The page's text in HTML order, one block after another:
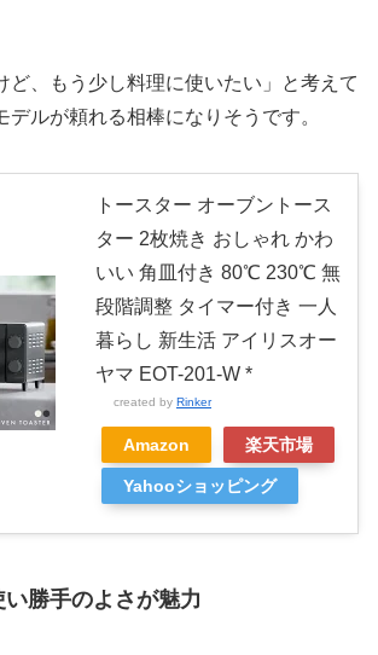
ど、もう少し料理に使いたい」と考えて
デルが頼れる相棒になりそうです。
トースター オーブントース
ター 2枚焼き おしゃれ かわ
いい 角皿付き 80℃ 230℃ 無
段階調整 タイマー付き 一人
暮らし 新生活 アイリスオー
ヤマ EOT-201-W *
created by Rinker
Amazon 楽天市場
Yahooショッピング
勝手のよさが魅力